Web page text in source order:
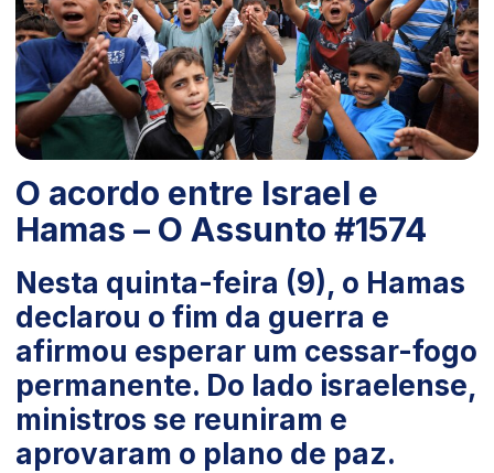
O acordo entre Israel e
Hamas – O Assunto #1574
Nesta quinta-feira (9), o Hamas
declarou o fim da guerra e
afirmou esperar um cessar-fogo
permanente. Do lado israelense,
ministros se reuniram e
aprovaram o plano de paz.